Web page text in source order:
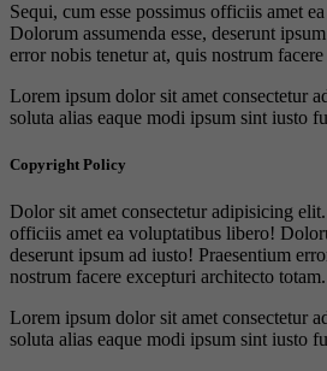
Sequi, cum esse possimus officiis amet
Dolorum assumenda esse, deserunt
error nobis tenetur at, quis nostrum
Lorem ipsum dolor sit amet consectetur
soluta alias eaque modi ipsum sint iusto
Copyright Policy
Dolor sit amet consectetur adipisicing
officiis amet ea voluptatibus libero!
deserunt ipsum ad iusto! Praesentium
nostrum facere excepturi architecto totam.
Lorem ipsum dolor sit amet consectetur
soluta alias eaque modi ipsum sint iusto